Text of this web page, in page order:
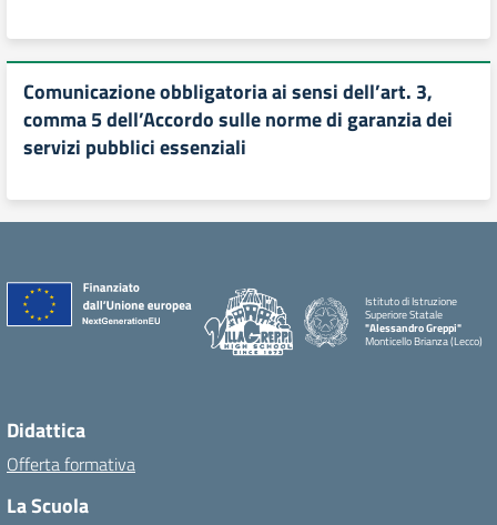
Comunicazione obbligatoria ai sensi dell’art. 3,
comma 5 dell’Accordo sulle norme di garanzia dei
servizi pubblici essenziali
Istituto di Istruzione
Superiore Statale
"Alessandro Greppi"
Monticello Brianza (Lecco)
Didattica
Offerta formativa
La Scuola